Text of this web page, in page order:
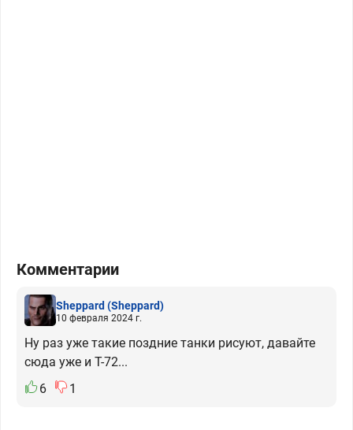
Комментарии
Sheppard(Sheppard)
10 февраля 2024 г.
Ну раз уже такие поздние танки рисуют, давайте
сюда уже и Т-72...
6
1